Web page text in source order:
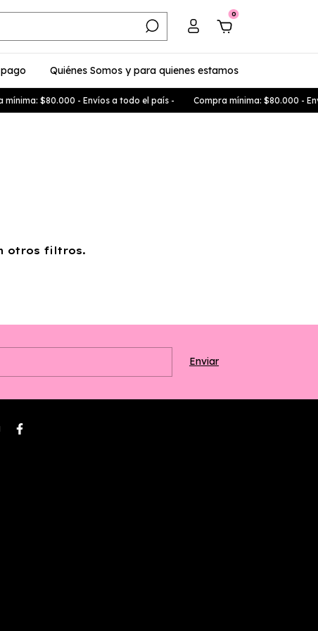
0
Quiénes Somos y para quienes estamos
$80.000 - Envíos a todo el país - Compra mínima: $80.000 -
otros filtros.